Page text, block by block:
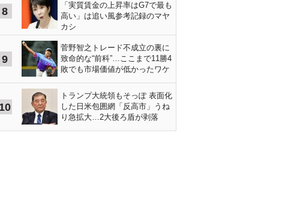
8
「実質賃金の上昇率はG7で最も
高い」は追い風参考記録のマヤ
カシ
9
菅野智之トレード不成立の裏に
致命的な“前科”…ここまで11勝4
敗でも市場価値が低かったワケ
10
トランプ大統領もそっぽ 表面化
した日米包囲網「反高市」うね
り急拡大…2大後ろ盾が剥落